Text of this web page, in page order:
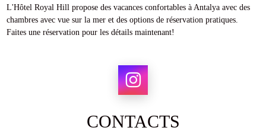
L'Hôtel Royal Hill propose des vacances confortables à Antalya avec des
chambres avec vue sur la mer et des options de réservation pratiques.
Faites une réservation pour les détails maintenant!
CONTACTS